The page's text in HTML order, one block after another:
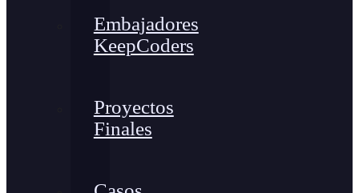
Embajadores
KeepCoders
Proyectos
Finales